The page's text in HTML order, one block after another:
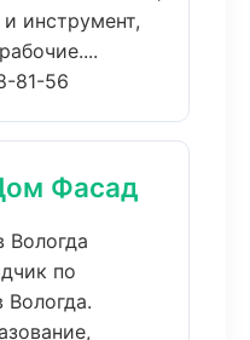
инструмент,
81-56
Фасад
Вологда
по
Вологда.